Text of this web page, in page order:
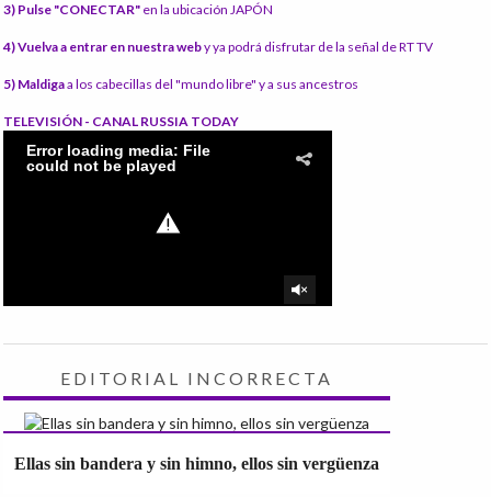
3) Pulse "CONECTAR" en la ubicación JAPÓN
4) Vuelva a entrar en nuestra weby ya podrá disfrutar de la señal de RT TV
5) Maldigaa los cabecillas del "mundo libre" y a sus ancestros
TELEVISIÓN - CANAL RUSSIA TODAY
EDITORIAL INCORRECTA
Ellas sin bandera y sin himno, ellos sin vergüenza